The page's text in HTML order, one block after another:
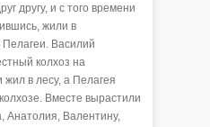
другу, и с того времени
жили в
Василий
колхоз на
жил в лесу, а Пелагея
Вместе вырастили
Анатолия, Валентину,